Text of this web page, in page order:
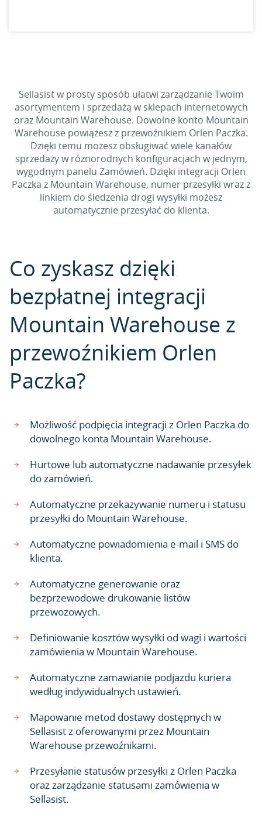
Sellasist w prosty sposób ułatwi zarządzanie Twoim
asortymentem i sprzedażą w sklepach internetowych
oraz Mountain Warehouse. Dowolne konto Mountain
Warehouse powiążesz z przewoźnikiem Orlen Paczka.
Dzięki temu możesz obsługiwać wiele kanałów
sprzedaży w różnorodnych konfiguracjach w jednym,
wygodnym panelu Zamówień. Dzięki integracji Orlen
Paczka z Mountain Warehouse, numer przesyłki wraz z
linkiem do śledzenia drogi wysyłki możesz
automatycznie przesyłać do klienta.
Co zyskasz dzięki
bezpłatnej integracji
Mountain Warehouse z
przewoźnikiem Orlen
Paczka?
Możliwość podpięcia integracji z Orlen Paczka do
dowolnego konta Mountain Warehouse.
Hurtowe lub automatyczne nadawanie przesyłek
do zamówień.
Automatyczne przekazywanie numeru i statusu
przesyłki do Mountain Warehouse.
Automatyczne powiadomienia e-mail i SMS do
klienta.
Automatyczne generowanie oraz
bezprzewodowe drukowanie listów
przewozowych.
Definiowanie kosztów wysyłki od wagi i wartości
zamówienia w Mountain Warehouse.
Automatyczne zamawianie podjazdu kuriera
według indywidualnych ustawień.
Mapowanie metod dostawy dostępnych w
Sellasist z oferowanymi przez Mountain
Warehouse przewoźnikami.
Przesyłanie statusów przesyłki z Orlen Paczka
oraz zarządzanie statusami zamówienia w
Sellasist.